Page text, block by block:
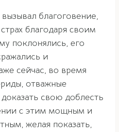
благоговение,
благодаря своим
поклонялись, его
и
сейчас, во время
отважные
свою доблесть
с этим мощным и
желая показать,